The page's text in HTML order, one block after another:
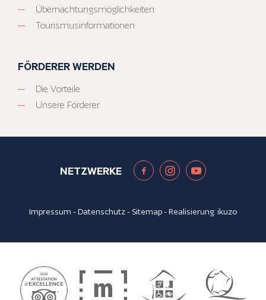
Übernachtungsmöglichkeiten
Tourismusinformationen
FÖRDERER WERDEN
Die Vorteile
Unsere Förderer
NETZWERKE
Impressum -Datenschutz- Sitemap- Realisierung:ikuzo